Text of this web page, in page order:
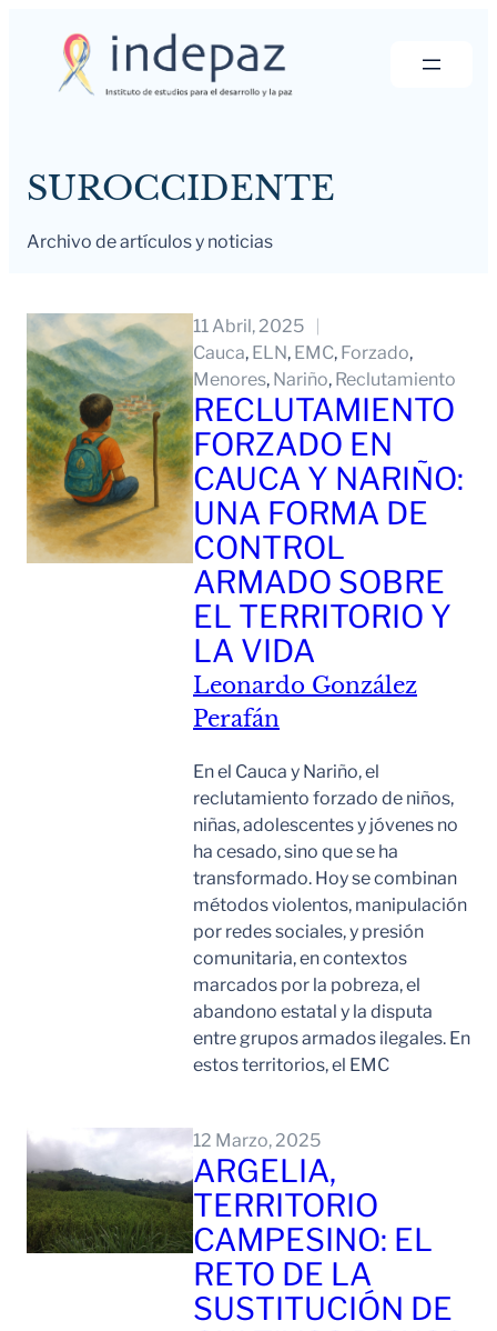
SUROCCIDENTE
Archivo de artículos y noticias
11 Abril, 2025
Cauca, ELN, EMC, Forzado
Menores, Nariño, Reclutamiento
RECLUTAMIENTO
FORZADO EN
CAUCA Y NARIÑO:
UNA FORMA DE
CONTROL
ARMADO SOBRE
EL TERRITORIO Y
LA VIDA
Leonardo González
Perafán
En el Cauca y Nariño, el
reclutamiento forzado de niños,
niñas, adolescentes y jóvenes no
ha cesado, sino que se ha
transformado. Hoy se combinan
métodos violentos, manipulación
por redes sociales, y presión
comunitaria, en contextos
marcados por la pobreza, el
abandono estatal y la disputa
entre grupos armados ilegales. En
estos territorios, el EMC
12 Marzo, 2025
ARGELIA,
TERRITORIO
CAMPESINO: EL
RETO DE LA
SUSTITUCIÓN DE